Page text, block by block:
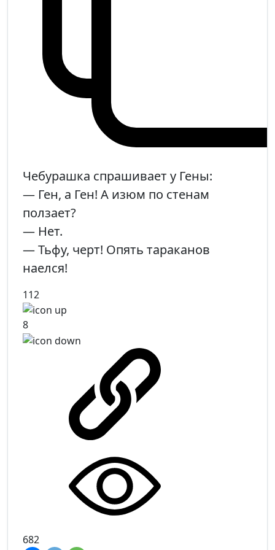
Чебурашка спрашивает у Гены:
— Ген, а Ген! А изюм по стенам
ползает?
— Нет.
— Тьфу, черт! Опять тараканов
наелся!
112
8
682